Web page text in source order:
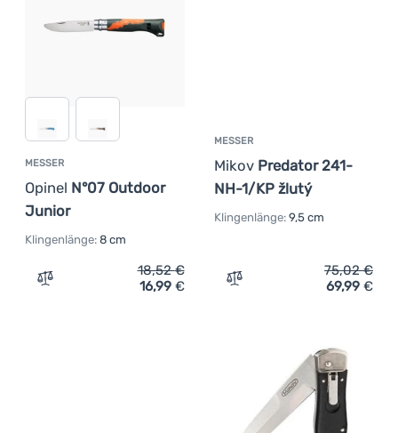
MESSER
Opinel N°07 Outdoor
Junior
Klingenlänge: 8 cm
Zum Vergleich 'Messer Opinel N°07 Outdoor Junior'
18,52€
16,99 €
MESSER
Mikov Predator 241-
NH-1/KP žlutý
Klingenlänge: 9,5 cm
Zum Vergleich 'Messer
75,02€
69,99 €